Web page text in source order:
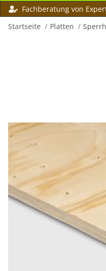
Fachberatung von
Startseite
Platten